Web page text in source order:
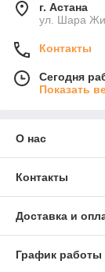
г. Астана
ул. Шара
Контакты
Сегодня
Показать
О нас
Контакты
Доставка и
График работы